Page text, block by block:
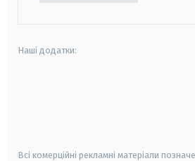
Наші додатки:
Всі комерційні рекламні матеріали